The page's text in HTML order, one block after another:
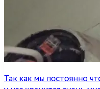
Так как мы постоянно